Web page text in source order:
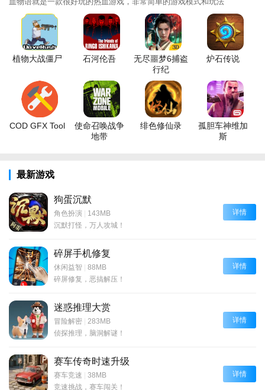
植物大战僵尸 石河伦吾
无尽噩梦6捕盗
行纪
炉石传说
COD GFX Tool
使命召唤战争
地带
绯色修仙录
孤胆车神维加
斯
最新游戏
狗蛋沉默
角色扮演 | 143MB
沉默打怪，万人攻城！
详情
碎屏手机修复
休闲益智 | 88MB
碎屏修复，恶搞解压！
详情
迷惑推理大赏
冒险解密 | 283MB
侦探推理，脑洞解谜！
详情
赛车传奇时速升级
赛车竞速 | 38MB
竞速挑战，赛车闯关！
详情